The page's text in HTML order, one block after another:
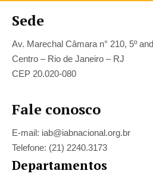
Sede
Av. Marechal Câmara n° 210, 5º
Centro – Rio de Janeiro – RJ
CEP 20.020-080
Fale conosco
E-mail: iab@iabnacional.org.br
Telefone: (21) 2240.3173
Departamentos